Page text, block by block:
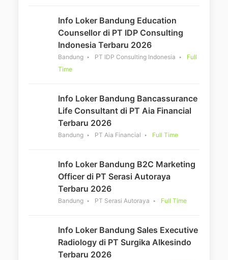
Info Loker Bandung Education
Counsellor di PT IDP Consulting
Indonesia Terbaru 2026
Bandung PT IDP Consulting Indonesia
Full
Time
Info Loker Bandung Bancassurance
Life Consultant di PT Aia Financial
Terbaru 2026
Bandung PT Aia Financial Full Time
Info Loker Bandung B2C Marketing
Officer di PT Serasi Autoraya
Terbaru 2026
Bandung PT Serasi Autoraya Full Time
Info Loker Bandung Sales Executive
Radiology di PT Surgika Alkesindo
Terbaru 2026